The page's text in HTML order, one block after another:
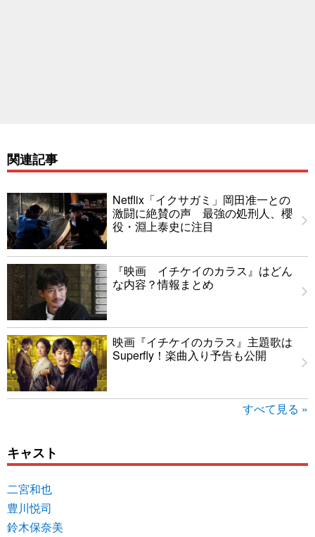
関連記事
Netflix「イクサガミ」岡田准一との
激闘に絶賛の声 最強の処刑人、櫻
役・淵上泰史に注目
『映画 イチケイのカラス』はどん
な内容？情報まとめ
映画『イチケイのカラス』主題歌は
Superfly！楽曲入り予告も公開
すべて見る »
キャスト
二宮和也
豊川悦司
鈴木保奈美